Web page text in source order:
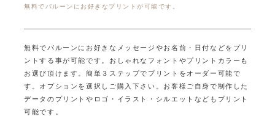
無料でバルーンにお好きなプリントが可能です。
無料でバルーンにお好きなメッセージやお名前・日付などをプリ
ントする事が可能です。 おしゃれなフォントやプリントカラーも
お選び頂けます。簡単３ステップでプリントをオーダー可能で
す。オプションを選択しご購入下さい。 お客様ご自身で制作した
データのプリントやロゴ・イラスト・シルエットなどもプリント
可能です。